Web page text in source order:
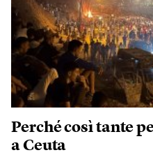
Perché così tante
a Ceuta